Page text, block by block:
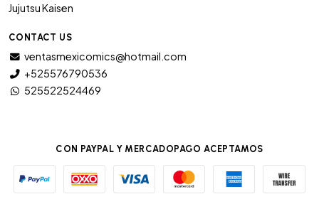
Jujutsu Kaisen
CONTACT US
ventasmexicomics@hotmail.com
+525576790536
525522524469
CON PAYPAL Y MERCADOPAGO ACEPTAMOS